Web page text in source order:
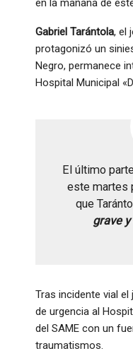
en la mañana de
Gabriel Tarántola, el
protagonizó un
Negro, permanece
Hospital Municipal
El último
este martes
que
grave
Tras incidente vial
de urgencia al
del SAME con un
traumatismos.